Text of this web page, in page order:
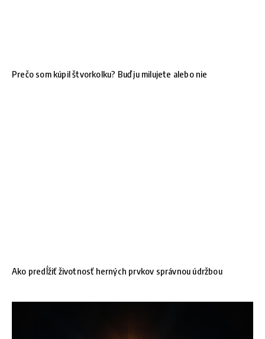
Prečo som kúpil štvorkolku? Buď ju milujete alebo nie
Ako predĺžiť životnosť herných prvkov správnou údržbou